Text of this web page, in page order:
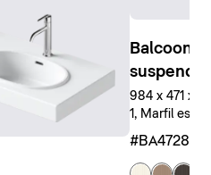
Balcoon
984 x 471 x
1, Marfil